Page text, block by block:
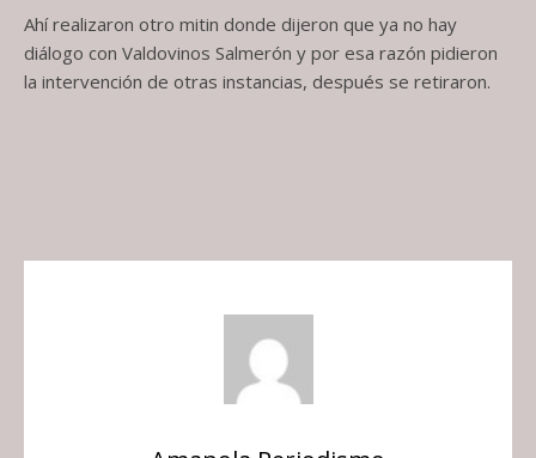
Ahí realizaron otro mitin donde dijeron que ya no hay
diálogo con Valdovinos Salmerón y por esa razón pidieron
la intervención de otras instancias, después se retiraron.